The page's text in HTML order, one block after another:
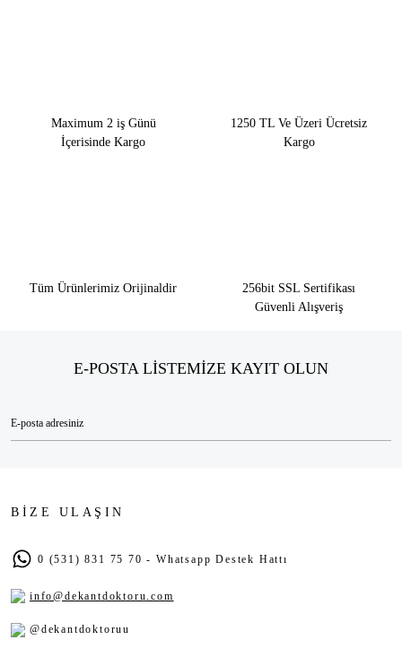
Maximum 2 iş Günü
İçerisinde Kargo
1250 TL Ve Üzeri Ücretsiz
Kargo
Tüm Ürünlerimiz Orijinaldir
256bit SSL Sertifikası
Güvenli Alışveriş
E-POSTA LİSTEMİZE KAYIT OLUN
BİZE ULAŞIN
0 (531) 831 75 70 - Whatsapp Destek Hattı
info@dekantdoktoru.com
@dekantdoktoruu